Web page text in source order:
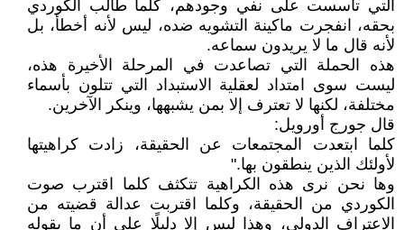
التي تأسست على نفي وجودهم، كلما طالب الكوردي
بحقه، انفجرت ماكينة التشويه ضده، ليس لأنه أخطأ، بل
لأنه قال ما لا يريدون سماعه.
هذه الحملة التي تصاعدت في المرحلة الأخيرة هذه،
ليست سوى امتداد لعقلية الاستبداد التي تتلون بأسماء
مختلفة، لكنها لا تعترف إلا بمن يشبهها، وينكر الآخرين.
قال جورج أورويل:
كلما ابتعدت المجتمعات عن الحقيقة، زادت كراهيتها
لأولئك الذين ينطقون بها."
وها نحن نرى هذه الكراهية تتكثف كلما اقترب صوت
الكوردي من الحقيقة، وكلما اقتربت عدالة قضيته من
الاعتراف الدولي، وهذا ليس إلا دليلًا على أن ما يقوله